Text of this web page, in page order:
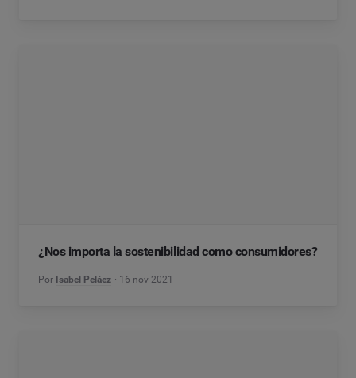
¿Nos importa la sostenibilidad como consumidores?
Por Isabel Peláez 16 nov 2021